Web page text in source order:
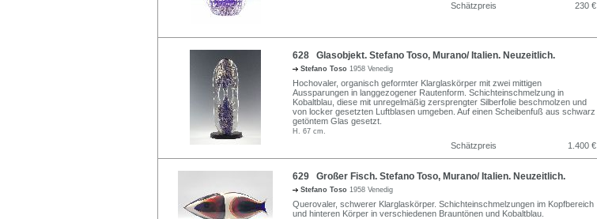
Schätzpreis 230 €
628 Glasobjekt. Stefano Toso, Murano/ Italien. Neuzeitlich.
Stefano Toso 1958 Venedig
Hochovaler, organisch geformter Klarglaskörper mit zwei mittigen
Aussparungen in langgezogener Rautenform. Schichteinschmelzung in
Kobaltblau, diese mit unregelmäßig zersprengter Silberfolie beschmolzen und
von locker gesetzten Luftblasen umgeben. Auf einen Scheibenfuß aus schwarz
getöntem Glas gesetzt.
H. 67 cm.
Schätzpreis 1.400 €
629 Großer Fisch. Stefano Toso, Murano/ Italien. Neuzeitlich.
Stefano Toso 1958 Venedig
Querovaler, schwerer Klarglaskörper. Schichteinschmelzungen im Kopfbereich
und hinteren Körper in verschiedenen Brauntönen und Kobaltblau.